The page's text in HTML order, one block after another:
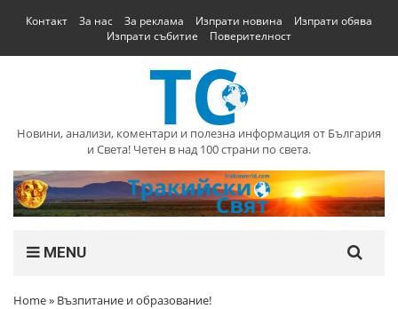
Контакт За нас За реклама Изпрати новина
Изпрати обява
Изпрати събитие
Поверителност
Новини, анализи, коментари и полезна информация от България
и Света! Четен в над 100 страни по света.
MENU
Home» Възпитание и образование!